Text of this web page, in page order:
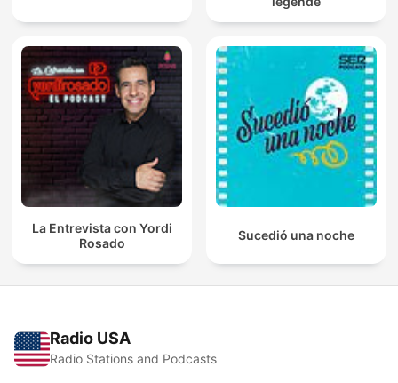
La Entrevista con Yordi
Rosado
Sucedió una noche
Radio USA
Radio Stations and Podcasts